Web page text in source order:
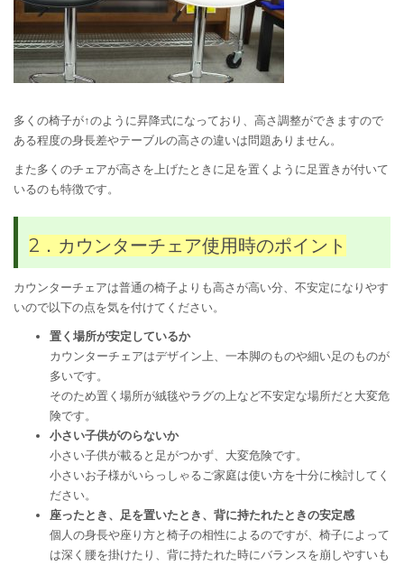
多くの椅子が↑のように昇降式になっており、高さ調整ができますので
ある程度の身長差やテーブルの高さの違いは問題ありません。
また多くのチェアが高さを上げたときに足を置くように足置きが付いて
いるのも特徴です。
2．カウンターチェア使用時のポイント
カウンターチェアは普通の椅子よりも高さが高い分、不安定になりやす
いので以下の点を気を付けてください。
置く場所が安定しているか
カウンターチェアはデザイン上、一本脚のものや細い足のものが
多いです。
そのため置く場所が絨毯やラグの上など不安定な場所だと大変危
険です。
小さい子供がのらないか
小さい子供が載ると足がつかず、大変危険です。
小さいお子様がいらっしゃるご家庭は使い方を十分に検討してく
ださい。
座ったとき、足を置いたとき、背に持たれたときの安定感
個人の身長や座り方と椅子の相性によるのですが、椅子によって
は深く腰を掛けたり、背に持たれた時にバランスを崩しやすいも